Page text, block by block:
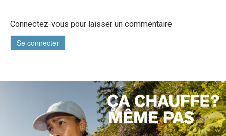
Connectez-vous pour laisser un commentaire
Se connecter